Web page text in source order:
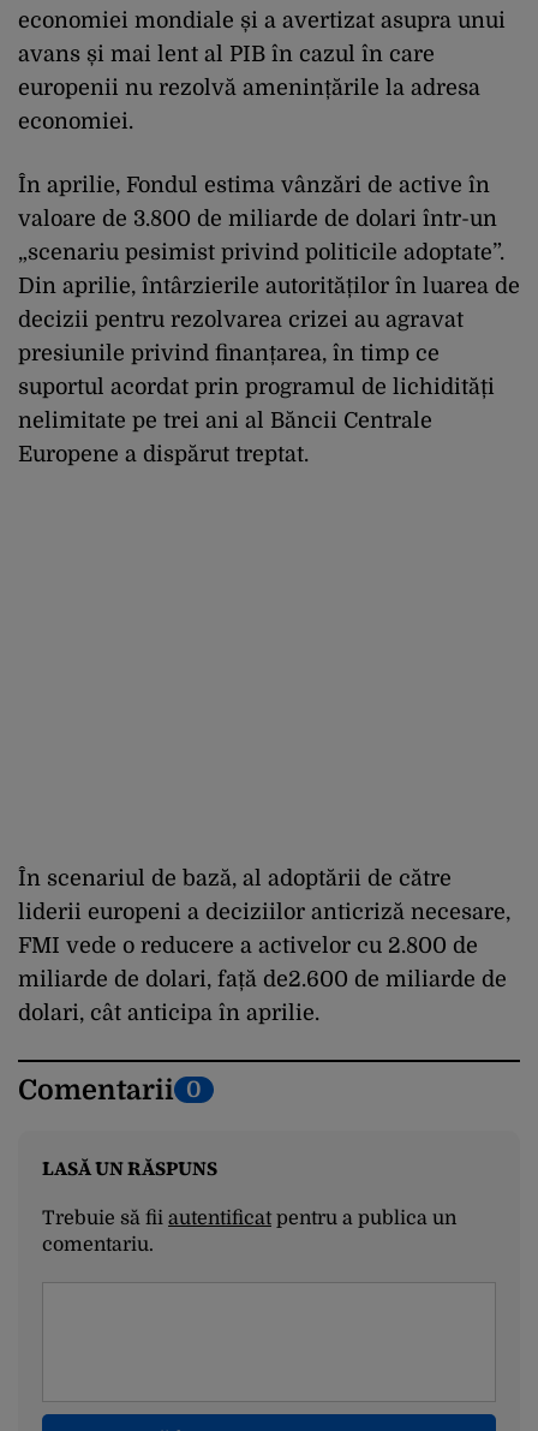
economiei mondiale și a avertizat asupra unui
avans și mai lent al PIB în cazul în care
europenii nu rezolvă amenințările la adresa
economiei.
În aprilie, Fondul estima vânzări de active în
valoare de 3.800 de miliarde de dolari într-un
„scenariu pesimist privind politicile adoptate”.
Din aprilie, întârzierile autorităților în luarea de
decizii pentru rezolvarea crizei au agravat
presiunile privind finanțarea, în timp ce
suportul acordat prin programul de lichidități
nelimitate pe trei ani al Băncii Centrale
Europene a dispărut treptat.
În scenariul de bază, al adoptării de către
liderii europeni a deciziilor anticriză necesare,
FMI vede o reducere a activelor cu 2.800 de
miliarde de dolari, față de2.600 de miliarde de
dolari, cât anticipa în aprilie.
Comentarii 0
LASĂ UN RĂSPUNS
Trebuie să fii autentificatpentru a publica un
comentariu.